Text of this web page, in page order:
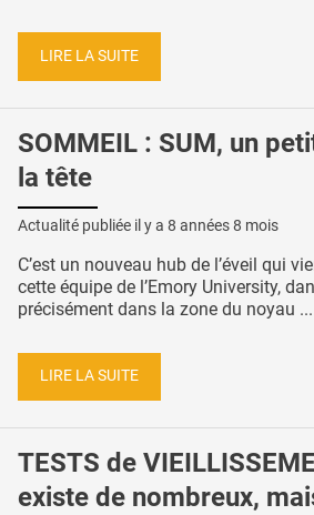
LIRE LA SUITE
SOMMEIL : SUM, un
la tête
Actualité publiée il y a 8 années 8 mois
C’est un nouveau hub de l’éveil qui
cette équipe de l’Emory University,
précisément dans la zone du noyau ...
LIRE LA SUITE
TESTS de
existe de nombreux,